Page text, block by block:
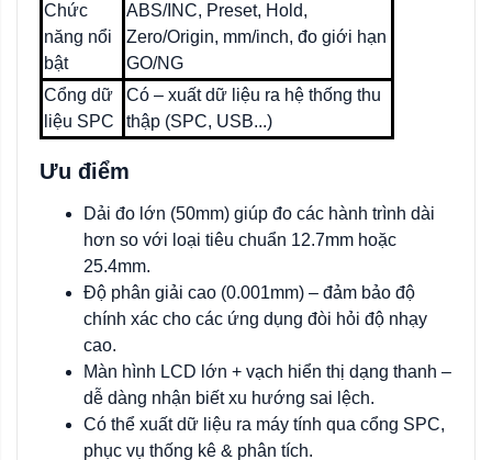
Chức
năng nổi
bật
ABS/INC, Preset, Hold,
Zero/Origin, mm/inch, đo giới hạn
GO/NG
Cổng dữ
liệu SPC
Có – xuất dữ liệu ra hệ thống thu
thập (SPC, USB...)
Ưu điểm
Dải đo lớn (50mm) giúp đo các hành trình dài
hơn so với loại tiêu chuẩn 12.7mm hoặc
25.4mm.
Độ phân giải cao (0.001mm) – đảm bảo độ
chính xác cho các ứng dụng đòi hỏi độ nhạy
cao.
Màn hình LCD lớn + vạch hiển thị dạng thanh –
dễ dàng nhận biết xu hướng sai lệch.
Có thể xuất dữ liệu ra máy tính qua cổng SPC,
phục vụ thống kê & phân tích.